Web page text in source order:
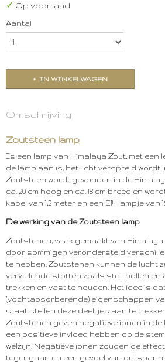
✓ Op voorraad
Aantal
IN WINKELWAGEN
Omschrijving
Zoutsteen lamp
Is een lamp van Himalaya Zout, met een
de lamp aan is, het licht verspreid wordt
Zoutsteen wordt gevonden in de
ca. 20 cm hoog en ca. 18 cm breed en
kabel van 1,2 meter en een E14 lampje van
De werking van de Zoutsteen lamp
Zoutstenen, vaak gemaakt van
door sommigen verondersteld
te hebben. Zoutstenen kunnen de lucht
vervuilende stoffen zoals stof, pollen en
trekken en vast te houden. Het idee is
(vochtabsorberende) eigenschappen
staat stellen deze deeltjes aan te
Zoutstenen geven negatieve ionen in de
een positieve invloed hebben op de
welzijn. Negatieve ionen zouden de
tegengaan en een gevoel van